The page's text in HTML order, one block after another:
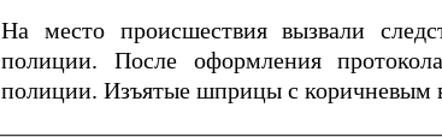
На место происшествия вызвали
полиции. После оформления
полиции. Изъятые шприцы с коричневым